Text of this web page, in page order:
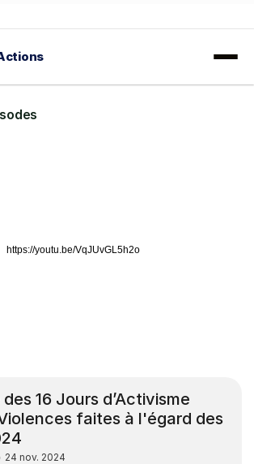
https://youtu.be/VqJUvGL5h2o
16 Jours d’Activisme
faites à l'égard des
24 nov. 2024